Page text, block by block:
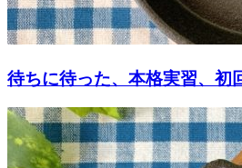
待ちに待った、本格実習、